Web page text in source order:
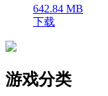
642.84 MB
下载
游戏分类